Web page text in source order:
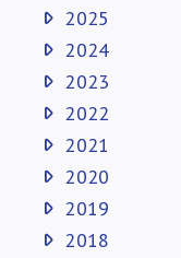
2025
2024
2023
2022
2021
2020
2019
2018